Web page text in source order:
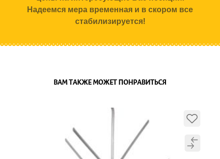
Надеемся мера временная и в скором все
стабилизируется!
ВАМ ТАКЖЕ МОЖЕТ ПОНРАВИТЬСЯ